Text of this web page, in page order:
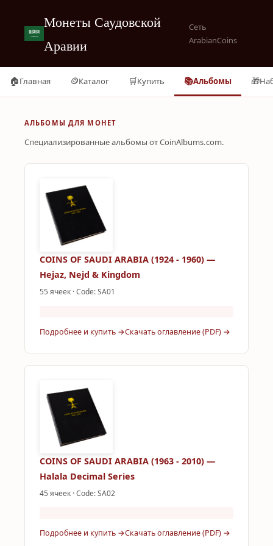
Монеты Саудовской
Аравии
Сеть
ArabianCoins
🏠Главная 🪙Каталог 🛒Купить 📚Альбомы 🎁
АЛЬБОМЫ ДЛЯ МОНЕТ
Специализированные альбомы от CoinAlbums.com.
COINS OF SAUDI ARABIA (1924 - 1960) —
Hejaz, Nejd & Kingdom
55 ячеек · Code: SA01
Подробнее и купить →Скачать оглавление (PDF) →
COINS OF SAUDI ARABIA (1963 - 2010) —
Halala Decimal Series
45 ячеек · Code: SA02
Подробнее и купить →Скачать оглавление (PDF) →